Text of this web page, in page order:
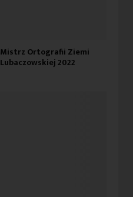
Mistrz Ortografii Ziemi
Lubaczowskiej 2022